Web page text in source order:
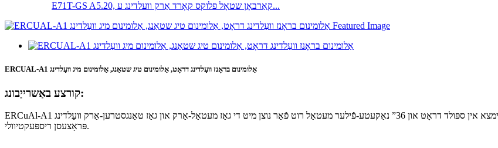
E71T-GS A5.20, קאַרבאָן שטאָל פלוקס קאָרד אַרק וועלדינג ע...
ERCUAL-A1 אַלומינום בראָנז וועַלדינג דראָט, אַלומינום טיג שטאַנג, אַלומינום מיג וועַלדינג
קורצע באַשרייַבונג:
ERCuAl-A1 אַלומינום בראָנז וועַלדינג דראָט איז אַן אייַזן-פֿרייַ, אַלומינום בראָנז צומיש בנימצא אין ספּולד דראָט און 36” נאַקעטע-פֿילער מעטאַל רוט פֿאַר נוצן מיט די גאַז מעטאַל-אַרק און גאַז טאַנגסטרען-אַרק וועַלדינג
פּראָצעסן ריספּעקטיוולי.